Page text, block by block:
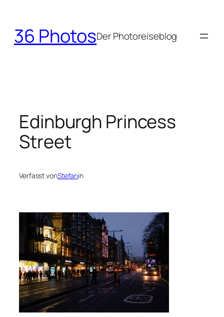
springen
36 PhotosDer Photoreiseblog
Edinburgh Princess
Street
Verfasst vonStefanin